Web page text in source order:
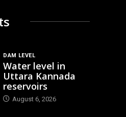
DAM LEVEL
Water level in
Uttara Kannada
reservoirs
August 6, 2026